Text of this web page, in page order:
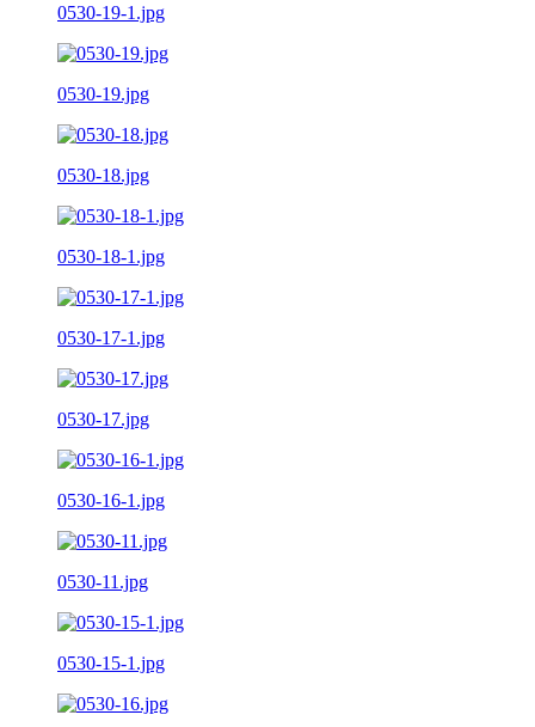
0530-19-1.jpg
0530-19.jpg
0530-18.jpg
0530-18-1.jpg
0530-17-1.jpg
0530-17.jpg
0530-16-1.jpg
0530-11.jpg
0530-15-1.jpg